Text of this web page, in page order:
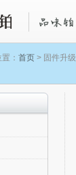
： 首页 > 固件升级